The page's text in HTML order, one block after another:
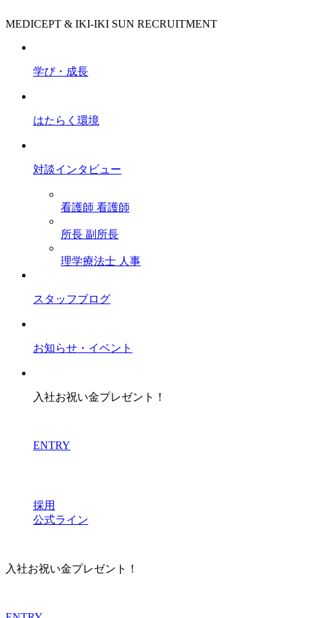
MEDICEPT & IKI-IKI SUN RECRUITMENT
学び・成長
はたらく環境
対談インタビュー
看護師 看護師
所長 副所長
理学療法士 人事
スタッフブログ
お知らせ・イベント
入社お祝い金プレゼント！
ENTRY
採用
公式ライン
入社お祝い金プレゼント！